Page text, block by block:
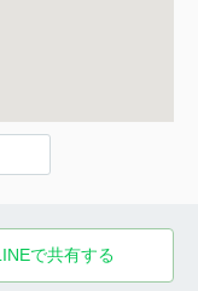
で共有する